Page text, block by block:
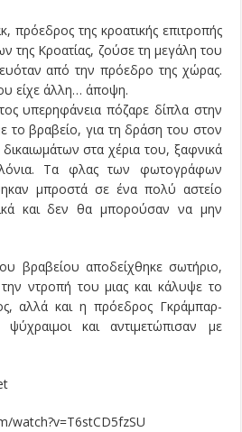
πρόεδρος της κροατικής επιτροπής
της Κροατίας, ζούσε τη μεγάλη του
από την πρόεδρο της χώρας.
είχε άλλη… άποψη.
υπερηφάνεια πόζαρε δίπλα στην
το βραβείο, για τη δράση του στον
στα χέρια του, ξαφνικά
Τα φλας των φωτογράφων
μπροστά σε ένα πολύ αστείο
και δεν θα μπορούσαν να μην
βραβείου αποδείχθηκε σωτήριο,
ντροπή του μιας και κάλυψε το
αλλά και η πρόεδρος Γκράμπαρ-
ψύχραιμοι και αντιμετώπισαν με
watch?v=T6stCD5fzSU